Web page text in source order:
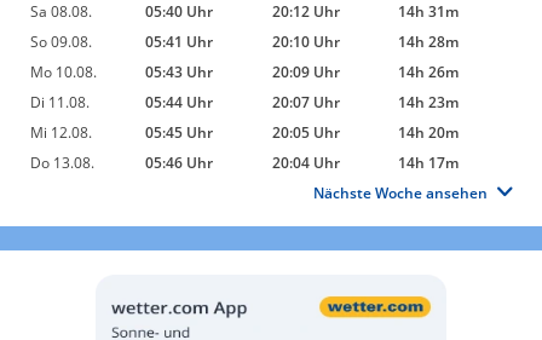
Sa 08.08.
05:40 Uhr 20:12 Uhr
14h 31m
So 09.08.
05:41 Uhr 20:10 Uhr
14h 28m
Mo 10.08.
05:43 Uhr 20:09 Uhr
14h 26m
Di 11.08.
05:44 Uhr 20:07 Uhr
14h 23m
Mi 12.08.
05:45 Uhr 20:05 Uhr
14h 20m
Do 13.08.
05:46 Uhr 20:04 Uhr
14h 17m
Nächste Woche ansehen